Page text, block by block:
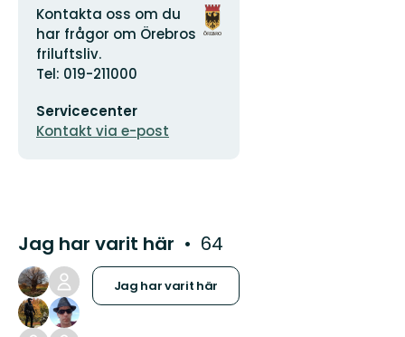
Adress
Kontakta oss om du
har frågor om Örebros
friluftsliv.
Tel: 019-211000
postadress
Servicecenter
Kontakt via e-post
Organisationens
logotyp
Jag har varit här 64
Jag har varit här